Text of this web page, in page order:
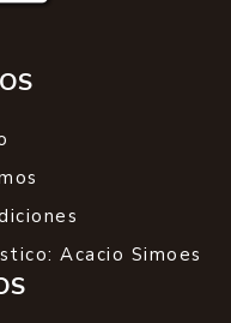
Acacio Simoes